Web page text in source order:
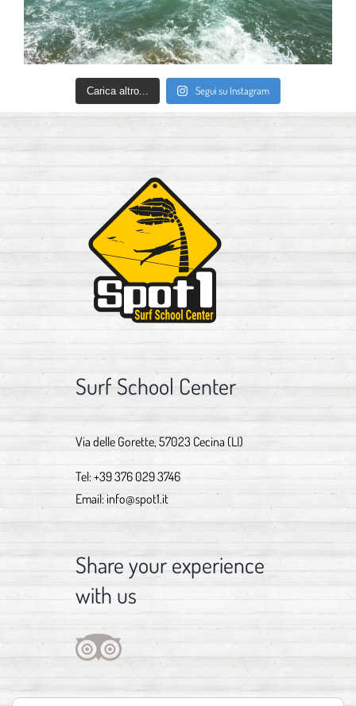
Carica altro... Segui su Instagram
Surf School Center
Via delle Gorette, 57023 Cecina (LI)
Tel:+39 376 029 3746
Email: info@spot1.it
Share your experience
with us